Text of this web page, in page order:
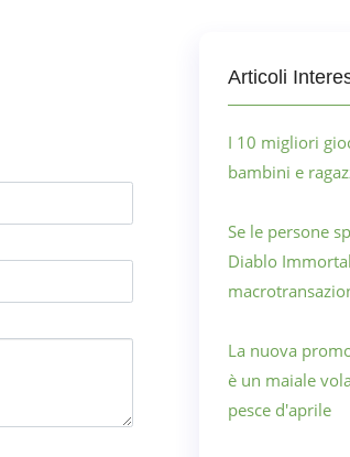
Articoli
I 10 migliori
bambini e
Se le persone
Diablo
La nuova
è un maiale
pesce d'aprile